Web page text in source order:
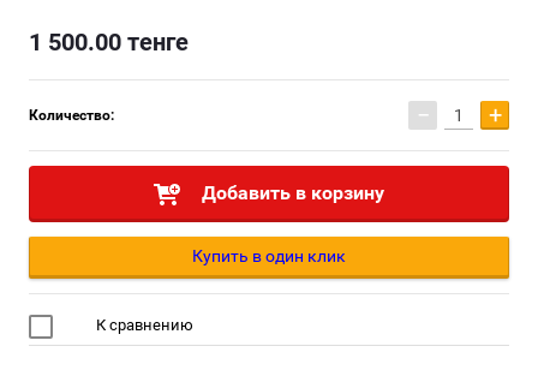
1 500.00 тенге
Количество: − +
Добавить в корзину
Купить в один клик
К сравнению